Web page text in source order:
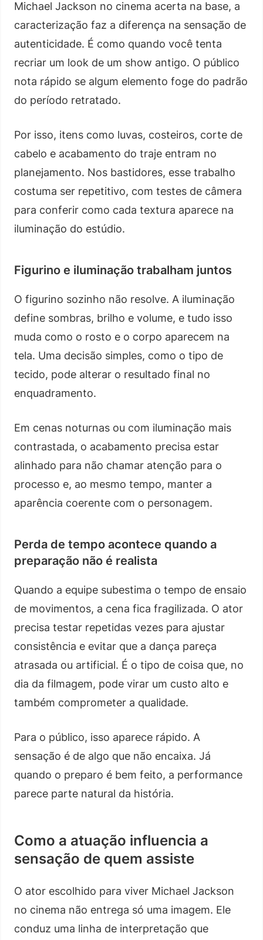
Michael Jackson no cinema acerta na base, a
caracterização faz a diferença na sensação de
autenticidade. É como quando você tenta
recriar um look de um show antigo. O público
nota rápido se algum elemento foge do padrão
do período retratado.
Por isso, itens como luvas, costeiros, corte de
cabelo e acabamento do traje entram no
planejamento. Nos bastidores, esse trabalho
costuma ser repetitivo, com testes de câmera
para conferir como cada textura aparece na
iluminação do estúdio.
Figurino e iluminação trabalham juntos
O figurino sozinho não resolve. A iluminação
define sombras, brilho e volume, e tudo isso
muda como o rosto e o corpo aparecem na
tela. Uma decisão simples, como o tipo de
tecido, pode alterar o resultado final no
enquadramento.
Em cenas noturnas ou com iluminação mais
contrastada, o acabamento precisa estar
alinhado para não chamar atenção para o
processo e, ao mesmo tempo, manter a
aparência coerente com o personagem.
Perda de tempo acontece quando a
preparação não é realista
Quando a equipe subestima o tempo de ensaio
de movimentos, a cena fica fragilizada. O ator
precisa testar repetidas vezes para ajustar
consistência e evitar que a dança pareça
atrasada ou artificial. É o tipo de coisa que, no
dia da filmagem, pode virar um custo alto e
também comprometer a qualidade.
Para o público, isso aparece rápido. A
sensação é de algo que não encaixa. Já
quando o preparo é bem feito, a performance
parece parte natural da história.
Como a atuação influencia a
sensação de quem assiste
O ator escolhido para viver Michael Jackson
no cinema não entrega só uma imagem. Ele
conduz uma linha de interpretação que